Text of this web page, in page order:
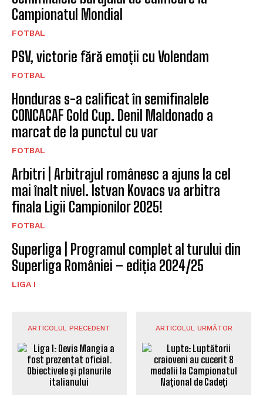
Campionatul Mondial
FOTBAL
PSV, victorie fără emoții cu Volendam
FOTBAL
Honduras s-a calificat în semifinalele
CONCACAF Gold Cup. Denil Maldonado a
marcat de la punctul cu var
FOTBAL
Arbitri | Arbitrajul românesc a ajuns la cel
mai înalt nivel. Istvan Kovacs va arbitra
finala Ligii Campionilor 2025!
FOTBAL
Superliga | Programul complet al turului din
Superliga României – ediția 2024/25
LIGA I
ARTICOLUL PRECEDENT ARTICOLUL URMĂTOR